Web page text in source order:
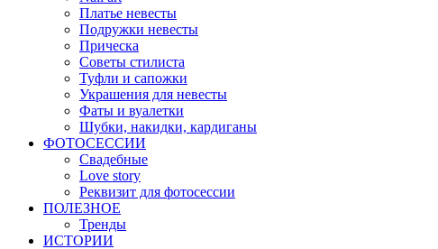
Платье невесты
Подружки невесты
Прическа
Советы стилиста
Туфли и сапожки
Украшения для невесты
Фаты и вуалетки
Шубки, накидки, кардиганы
ФОТОСЕССИИ
Свадебные
Love story
Реквизит для фотосессии
ПОЛЕЗНОЕ
Тренды
ИСТОРИИ